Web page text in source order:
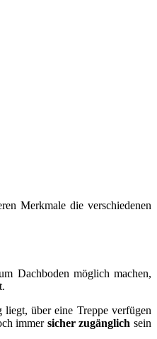
Merkmale die verschiedenen
Dachboden möglich machen,
liegt, über eine Treppe verfügen
immer sicher zugänglich sein